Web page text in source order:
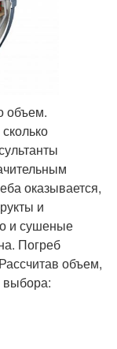
объем.
оказывается,
и
и сушеные
Погреб
объем,
выбора: